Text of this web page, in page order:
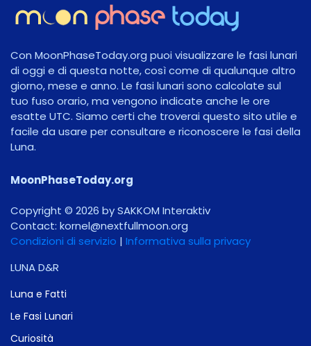
Con MoonPhaseToday.org puoi visualizzare le fasi lunari
di oggi e di questa notte, così come di qualunque altro
giorno, mese e anno. Le fasi lunari sono calcolate sul
tuo fuso orario, ma vengono indicate anche le ore
esatte UTC. Siamo certi che troverai questo sito utile e
facile da usare per consultare e riconoscere le fasi della
Luna.
MoonPhaseToday.org
Copyright © 2026 by SAKKOM Interaktiv
Contact: gro.noomlluftxen@lenrok
Condizioni di servizio | Informativa sulla privacy
LUNA D&R
Luna e Fatti
Le Fasi Lunari
Curiosità